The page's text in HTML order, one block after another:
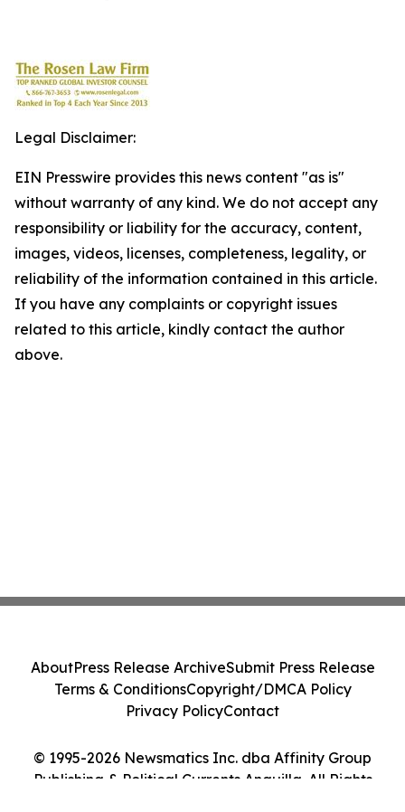
Legal Disclaimer:
EIN Presswire provides this news content "as is"
without warranty of any kind. We do not accept any
responsibility or liability for the accuracy, content,
images, videos, licenses, completeness, legality, or
reliability of the information contained in this article.
If you have any complaints or copyright issues
related to this article, kindly contact the author
above.
© 1995-2026 Newsmatics Inc. dba Affinity Group
Publishing & Political Currents Anguilla. All Rights
AboutPress Release ArchiveSubmit Press Release
Terms & ConditionsCopyright/DMCA Policy
Privacy PolicyContact